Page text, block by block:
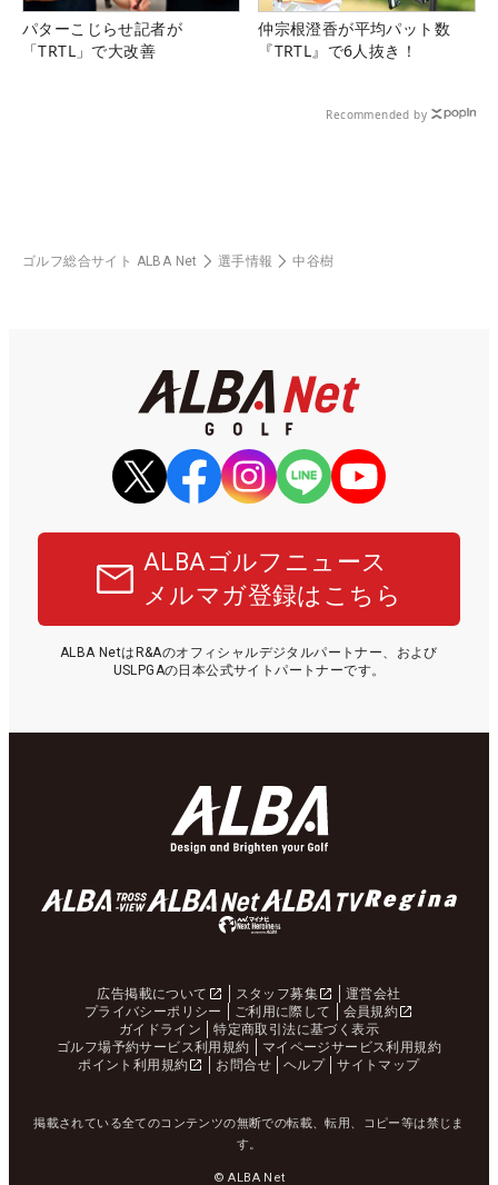
パターこじらせ記者が
「TRTL」で大改善
仲宗根澄香が平均パット数
『TRTL』で6人抜き！
Recommended by
ゴルフ総合サイト ALBA Net 選手情報 中谷樹
ALBAゴルフニュース
メルマガ登録はこちら
ALBA NetはR&Aのオフィシャルデジタルパートナー、および
USLPGAの日本公式サイトパートナーです。
広告掲載について スタッフ募集
運営会社
プライバシーポリシー
ご利用に際して
会員規約
ガイドライン
特定商取引法に基づく表示
ゴルフ場予約サービス利用規約
マイページサービス利用規約
ポイント利用規約
お問合せ ヘルプ サイトマップ
掲載されている全てのコンテンツの無断での転載、転用、コピー等は禁じま
す。
© ALBA Net